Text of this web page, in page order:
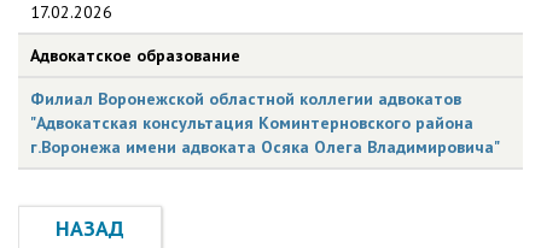
17.02.2026
Адвокатское образование
Филиал Воронежской областной коллегии адвокатов
"Адвокатская консультация Коминтерновского района
г.Воронежа имени адвоката Осяка Олега Владимировича"
НАЗАД